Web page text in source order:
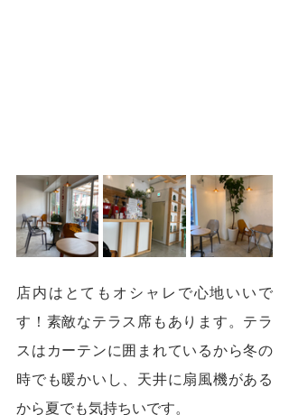
店内はとてもオシャレで心地いいで
す！素敵なテラス席もあります。テラ
スはカーテンに囲まれているから冬の
時でも暖かいし、天井に扇風機がある
から夏でも気持ちいです。